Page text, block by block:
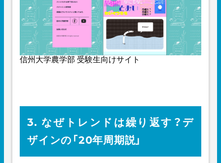
信州大学農学部 受験生向けサイト
3. なぜトレンドは繰り返す？デ
ザインの「20年周期説」